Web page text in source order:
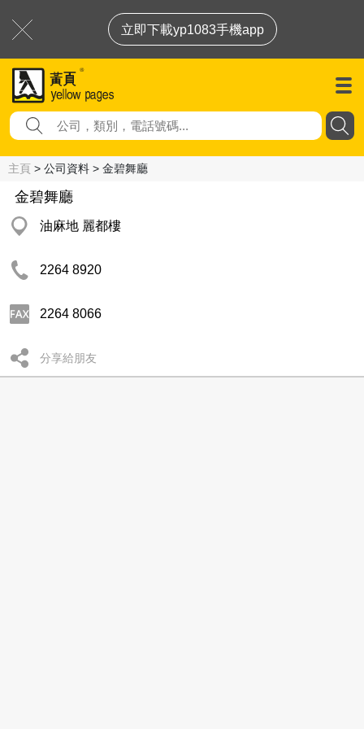
立即下載yp1083手機app
主頁 > 公司資料 > 金碧舞廳
金碧舞廳
油麻地 麗都樓
2264 8920
2264 8066
分享給朋友